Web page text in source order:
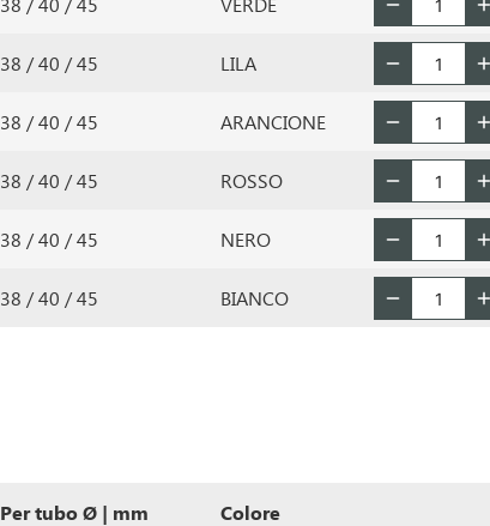
38 / 40 / 45 LILA
38 / 40 / 45 ARANCIONE
38 / 40 / 45 ROSSO
38 / 40 / 45 NERO
38 / 40 / 45 BIANCO
Per tubo Ø | mm Colore